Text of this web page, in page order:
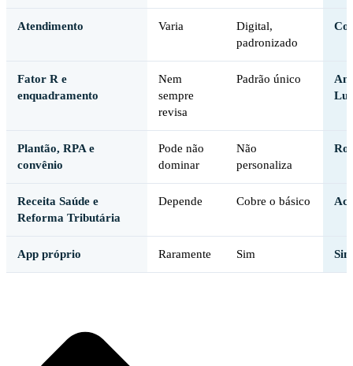
Atendimento Varia
Digital,
padronizado
Fator R e
enquadramento
Nem
sempre
revisa
Padrão único
Plantão, RPA e
convênio
Pode não
dominar
Não
personaliza
Receita Saúde e
Reforma Tributária
Depende Cobre o básico
App próprio Raramente Sim